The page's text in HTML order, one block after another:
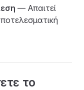
— Απαιτεί
το